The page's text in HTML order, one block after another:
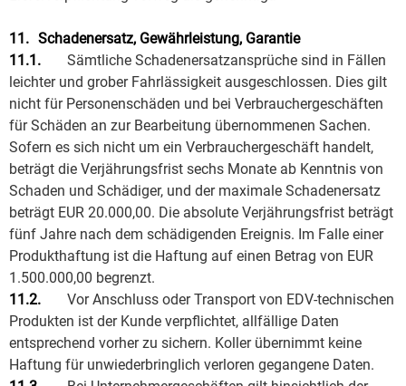
11. Schadenersatz, Gewährleistung, Garantie
11.1.
Sämtliche Schadenersatzansprüche sind in Fällen
leichter und grober Fahrlässigkeit ausgeschlossen. Dies gilt
nicht für Personenschäden und bei Verbrauchergeschäften
für Schäden an zur Bearbeitung übernommenen Sachen.
Sofern es sich nicht um ein Verbrauchergeschäft handelt,
beträgt die Verjährungsfrist sechs Monate ab Kenntnis von
Schaden und Schädiger, und der maximale Schadenersatz
beträgt EUR 20.000,00. Die absolute Verjährungsfrist beträgt
fünf Jahre nach dem schädigenden Ereignis. Im Falle einer
Produkthaftung ist die Haftung auf einen Betrag von EUR
1.500.000,00 begrenzt.
11.2.
Vor Anschluss oder Transport von EDV-technischen
Produkten ist der Kunde verpflichtet, allfällige Daten
entsprechend vorher zu sichern. Koller übernimmt keine
Haftung für unwiederbringlich verloren gegangene Daten.